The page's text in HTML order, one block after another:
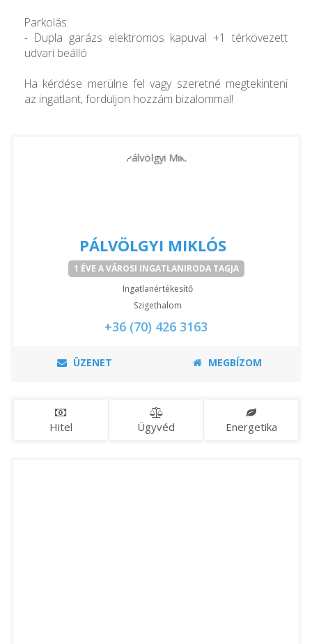
Parkolás:
- Dupla garázs elektromos kapuval +1 térkövezett
udvari beálló
Ha kérdése merülne fel vagy szeretné megtekinteni
az ingatlant, forduljon hozzám bizalommal!
PÁLVÖLGYI MIKLÓS
1 ÉVE A VÁROSI INGATLANIRODA TAGJA
Ingatlanértékesítő
Szigethalom
+36 (70) 426 3163
ÜZENET MEGBÍZOM
Hitel Ügyvéd Energetika